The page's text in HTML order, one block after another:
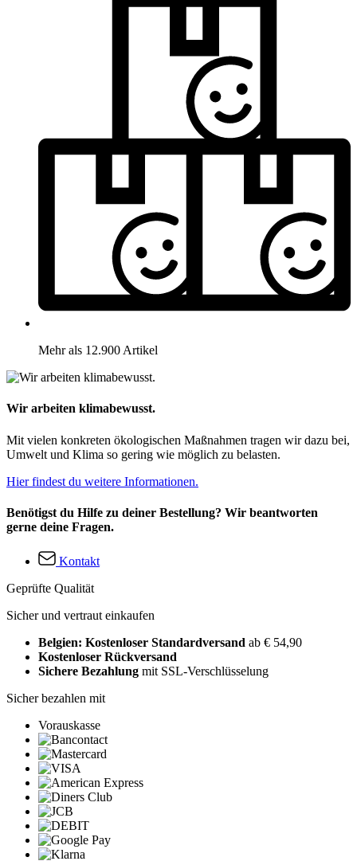
Mehr als 12.900 Artikel
Wir arbeiten klimabewusst.
Mit vielen konkreten ökologischen Maßnahmen tragen wir dazu bei,
Umwelt und Klima so gering wie möglich zu belasten.
Hier findest du weitere Informationen.
Benötigst du Hilfe zu deiner Bestellung? Wir beantworten
gerne deine Fragen.
Kontakt
Geprüfte Qualität
Sicher und vertraut einkaufen
Belgien: Kostenloser Standardversand ab € 54,90
Kostenloser Rückversand
Sichere Bezahlung mit SSL-Verschlüsselung
Sicher bezahlen mit
Vorauskasse